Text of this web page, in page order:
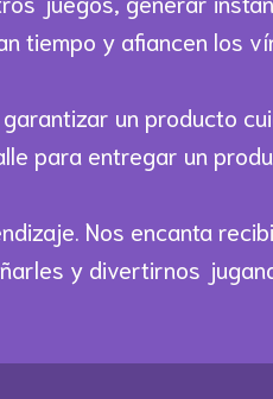
tiempo y afiancen los
un producto
para entregar un
Nos encanta
y divertirnos